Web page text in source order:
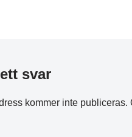
svar
kommer inte publiceras.